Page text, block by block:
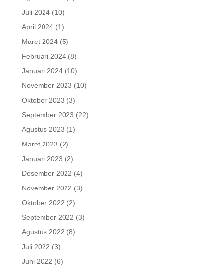
Juli 2024(10)
April 2024(1)
Maret 2024(5)
Februari 2024(8)
Januari 2024(10)
November 2023 (10)
Oktober 2023 (3)
September 2023 (22)
Agustus 2023 (1)
Maret 2023 (2)
Januari 2023 (2)
Desember 2022 (4)
November 2022 (3)
Oktober 2022 (2)
September 2022 (3)
Agustus 2022 (8)
Juli 2022 (3)
Juni 2022 (6)